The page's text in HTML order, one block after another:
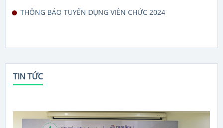
THÔNG BÁO TUYỂN DỤNG VIÊN CHỨC 2024
TIN TỨC